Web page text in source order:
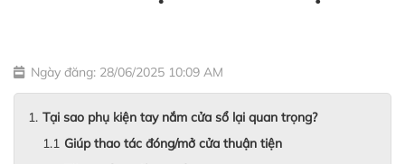
Ngày đăng: 28/06/2025 10:09 AM
Tại sao phụ kiện tay nắm cửa sổ lại quan trọng?
Giúp thao tác đóng/mở cửa thuận tiện